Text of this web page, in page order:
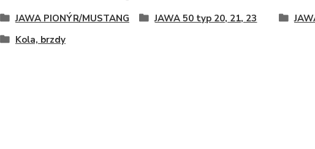
JAWA PIONÝR/MUSTANG JAWA 50 typ 20, 21, 23
Kola, brzdy